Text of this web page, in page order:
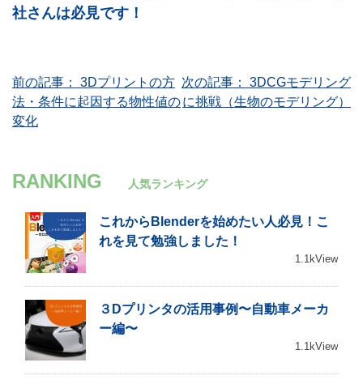
社さんは必見です！
投
稿
ビ
ー
シ
ョ
ン
前の記事：
3Dプリントの方
法・条件に起因する物性値の
変化
次の記事：
3DCGモデリング
に挑戦（生物のモデリング）
RANKING 人気ランキング
これからBlenderを始めたい人必見！こ
れを見て勉強しました！
1.1kView
３Dプリンタの活用事例〜自動車メーカ
ー編〜
1.1kView